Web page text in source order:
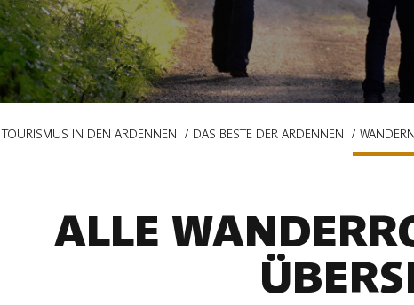
TOURISMUS IN DEN ARDENNEN DAS BESTE DER ARDENNEN
ALLE